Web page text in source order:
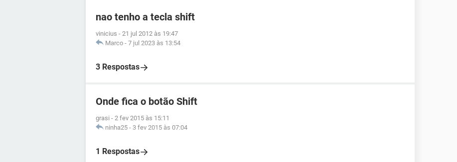
nao tenho a tecla shift
vinicius - 21 jul 2012 às 19:47
Marco - 7 jul 2023 às 13:54
3 Respostas
Onde fica o botão Shift
grasi - 2 fev 2015 às 15:11
ninha25 - 3 fev 2015 às 07:04
1 Respostas